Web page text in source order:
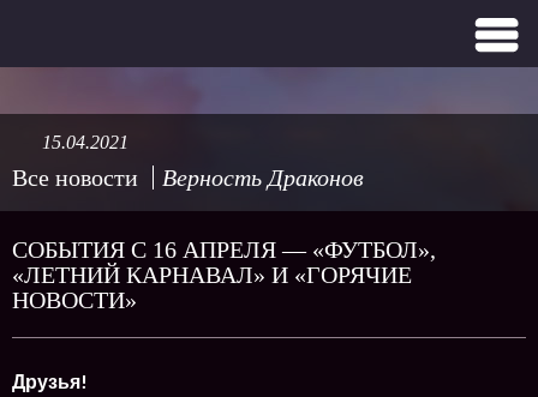
Все новости Верность Драконов
15.04.2021
СОБЫТИЯ С 16 АПРЕЛЯ — «ФУТБОЛ»,
«ЛЕТНИЙ КАРНАВАЛ» И «ГОРЯЧИЕ
НОВОСТИ»
Друзья!